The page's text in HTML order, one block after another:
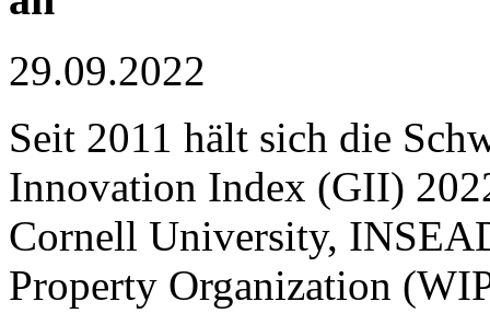
29.09.2022
Seit 2011 hält sich die
Innovation Index (GII)
Cornell University,
Property Organization